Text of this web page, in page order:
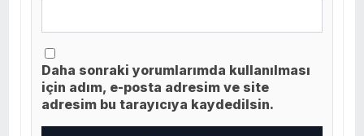
Daha sonraki yorumlarımda kullanılması
için adım, e-posta adresim ve site
adresim bu tarayıcıya kaydedilsin.